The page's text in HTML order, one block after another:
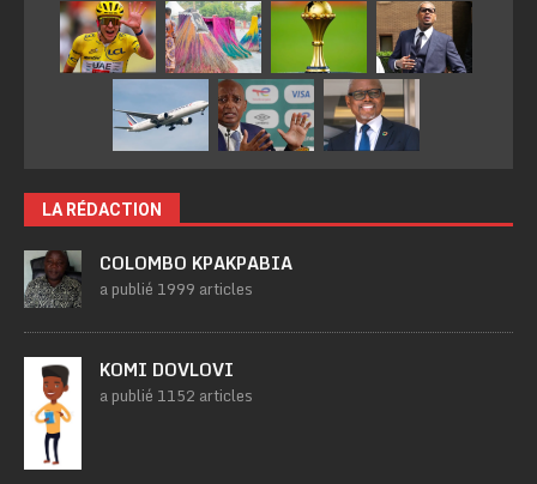
LA RÉDACTION
COLOMBO KPAKPABIA
a publié 1999 articles
KOMI DOVLOVI
a publié 1152 articles